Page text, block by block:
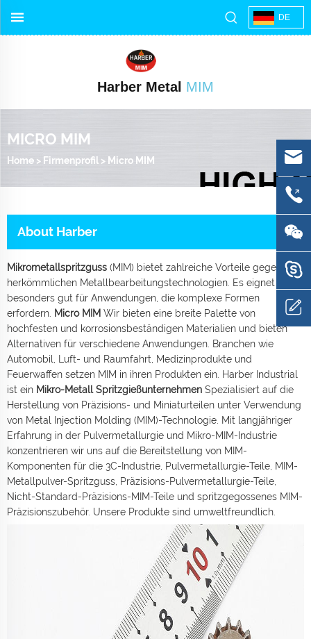
DE
Harber Metal MIM
MICRO MIM
Home > Firmenprofil > Micro MIM
About Harber
Mikrometallspritzguss (MIM) bietet zahlreiche Vorteile gegenüber
herkömmlichen Metallbearbeitungstechnologien. Es eignet sich
besonders gut für Anwendungen, die komplexe Formen
erfordern. Micro MIM Wir bieten eine breite Palette von
hochfesten und korrosionsbeständigen Materialien und bieten
Alternativen für verschiedene Anwendungen. Branchen wie
Automobil, Luft- und Raumfahrt, Medizinprodukte und
Feuerwaffen setzen MIM in ihren Produkten ein. Harber Industrial
ist ein Mikro-Metall Spritzgießunternehmen Spezialisiert auf die
Herstellung von Präzisions- und Miniaturteilen unter Verwendung
von Metal Injection Molding (MIM)-Technologie. Mit langjähriger
Erfahrung in der Pulvermetallurgie und Mikro-MIM-Industrie
konzentrieren wir uns auf die Bereitstellung von MIM-
Komponenten für die 3C-Industrie, Pulvermetallurgie-Teile, MIM-
Metallpulver-Spritzguss, Präzisions-Pulvermetallurgie-Teile,
Nicht-Standard-Präzisions-MIM-Teile und spritzgegossenes MIM-
Präzisionszubehör. Unsere Produkte sind umweltfreundlich.